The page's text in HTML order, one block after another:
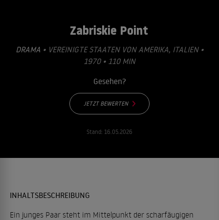
Zabriskie Point
DRAMA • VEREINIGTE STAATEN VON AMERIKA, ITALIEN •
1970 • 110 MIN
Gesehen?
JETZT BEWERTEN
Stand: 16.05.2026
INHALTSBESCHREIBUNG
Ein junges Paar steht im Mittelpunkt der scharfäugigen